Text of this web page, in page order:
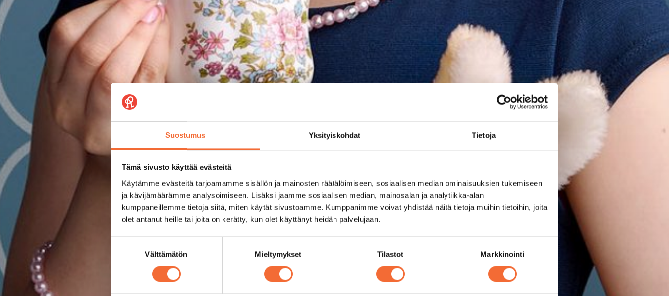
Suostumus Yksityiskohdat Tietoja
Tämä sivusto käyttää evästeitä
Käytämme evästeitä tarjoamamme sisällön ja mainosten räätälöimiseen, sosiaalisen median ominaisuuksien tukemiseen
ja kävijämäärämme analysoimiseen. Lisäksi jaamme sosiaalisen median, mainosalan ja analytiikka-alan
kumppaneillemme tietoja siitä, miten käytät sivustoamme. Kumppanimme voivat yhdistää näitä tietoja muihin tietoihin, joita
olet antanut heille tai joita on kerätty, kun olet käyttänyt heidän palvelujaan.
Välttämätön Mieltymykset Tilastot Markkinointi